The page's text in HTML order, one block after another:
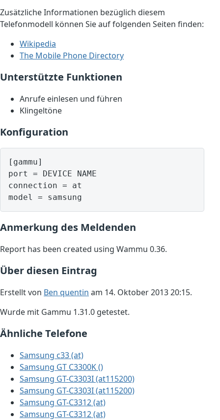
Zusätzliche Informationen bezüglich diesem
Telefonmodell können Sie auf folgenden Seiten finden:
Wikipedia
The Mobile Phone Directory
Unterstützte Funktionen
Anrufe einlesen und führen
Klingeltöne
Konfiguration
[gammu]
port = DEVICE NAME
connection = at
model = samsung
Anmerkung des Meldenden
Report has been created using Wammu 0.36.
Über diesen Eintrag
Erstellt von Ben quentin am 14. Oktober 2013 20:15.
Wurde mit Gammu 1.31.0 getestet.
Ähnliche Telefone
Samsung c33 (at)
Samsung GT C3300K ()
Samsung GT-C3303I (at115200)
Samsung GT-C3303I (at115200)
Samsung GT-C3312 (at)
Samsung GT-C3312 (at)